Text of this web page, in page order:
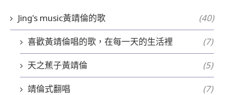
Jing's music黃靖倫的歌 (40)
喜歡黃靖倫唱的歌，在每一天的生活裡 (7)
天之蕉子黃靖倫 (5)
靖倫式翻唱 (7)